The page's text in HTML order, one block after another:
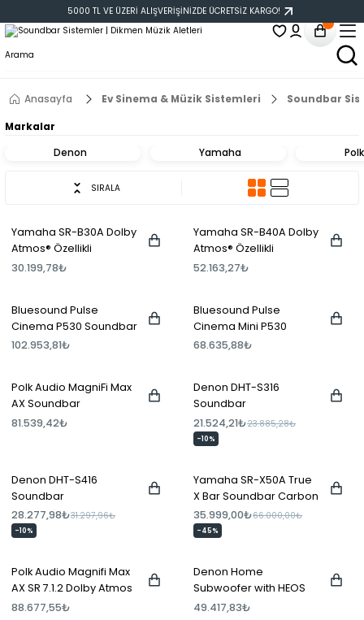
5000 TL VE ÜZERİ ALIŞVERİŞİNİZDE ÜCRETSİZ KARGO!
Anasayfa Ev Sinema & Müzik Sistemleri Soundbar
Markalar
Denon
Yamaha
SIRALA
Yamaha SR-B30A Dolby
Atmos® Özellikli
Soundbar
30.199,78₺
Yamaha SR-B40A Dolby
Atmos® Özellikli
Soundbar
52.163,27₺
Bluesound Pulse
Cinema P530 Soundbar
with Dolby Atmos
102.953,81₺
Bluesound Pulse
Cinema Mini P530
Soundbar with Dolby
68.635,88₺
Polk Audio MagniFi Max
AX Soundbar
81.539,42₺
Denon DHT-S316
Soundbar
21.524,21₺23.885,28₺
-10%
Denon DHT-S416
Soundbar
28.277,98₺31.297,96₺
-10%
Yamaha SR-X50A True
X Bar Soundbar Carbon
Grey
35.999,00₺66.000,00₺
-45%
Polk Audio Magnifi Max
AX SR 7.1.2 Dolby Atmos
/ DTS:X Soundbar
88.677,55₺
Denon Home
Subwoofer with HEOS
Built-in
49.417,83₺